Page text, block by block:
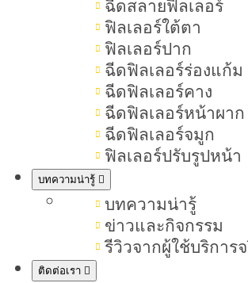
ฉีดสลายฟิลเลอร์
ฟิลเลอร์ใต้ตา
ฟิลเลอร์ปาก
ฉีดฟิลเลอร์ร่องแก้ม
ฉีดฟิลเลอร์คาง
ฉีดฟิลเลอร์หน้าผาก
ฉีดฟิลเลอร์จมูก
ฟิลเลอร์ปรับรูปหน้า
บทความน่ารู้
บทความน่ารู้
ข่าวและกิจกรรม
รีวิวจากผู้ใช้บริการจ
ติดต่อเรา
ปากมาสด้ามีลักษณะอย่าง
ปากมาสด้าต่างจากปากก
ปากมาสด้าเหมาะกับรูปห
1.ปากมาสด้าเหมาะกับรูป
2.ปากมาสด้าเหมาะกับรูป
ใครบ้างที่เหมาะทำปากมา
ปากมาสด้า คืออะไ